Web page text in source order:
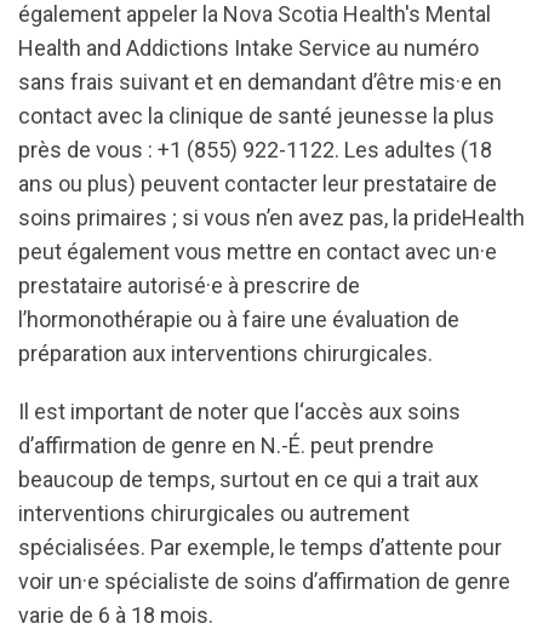
également appeler la Nova Scotia Health's Mental
Health and Addictions Intake Service au numéro
sans frais suivant et en demandant d’être mis·e en
contact avec la clinique de santé jeunesse la plus
près de vous : +1 (855) 922-1122. Les adultes (18
ans ou plus) peuvent contacter leur prestataire de
soins primaires ; si vous n’en avez pas, la prideHealth
peut également vous mettre en contact avec un·e
prestataire autorisé·e à prescrire de
l’hormonothérapie ou à faire une évaluation de
préparation aux interventions chirurgicales.
Il est important de noter que l‘accès aux soins
d’affirmation de genre en N.-É. peut prendre
beaucoup de temps, surtout en ce qui a trait aux
interventions chirurgicales ou autrement
spécialisées. Par exemple, le temps d’attente pour
voir un·e spécialiste de soins d’affirmation de genre
varie de 6 à 18 mois.